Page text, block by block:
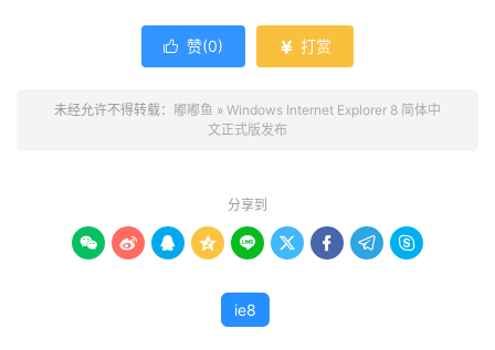
 赞(0)  打赏
未经允许不得转载： 嘟嘟鱼 » Windows Internet Explorer 8 简体中
文正式版发布
分享到
        
ie8